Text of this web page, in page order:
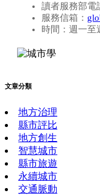
讀者服務部電
服務信箱：
時間：週一至
文章分類
地方治理
縣市評比
地方創生
智慧城市
縣市旅遊
永續城市
交通脈動